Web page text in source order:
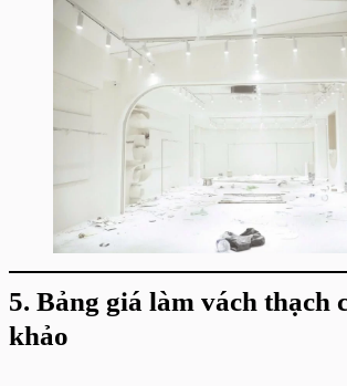
5. Bảng giá làm vách thạch
khảo